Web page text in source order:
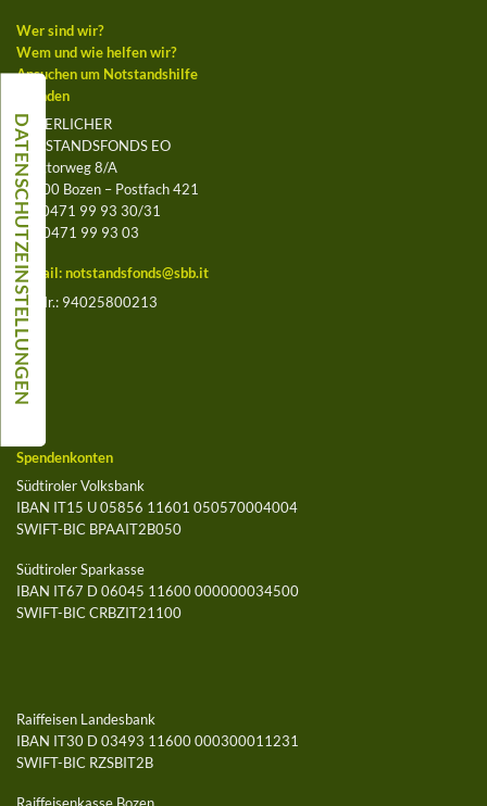
Wer sind wir?
Wem und wie helfen wir?
Ansuchen um Notstandshilfe
Spenden
BÄUERLICHER
NOTSTANDSFONDS EO
Leegtorweg 8/A
39100 Bozen – Postfach 421
Tel. 0471 99 93 30/31
Fax 0471 99 93 03
E-Mail: notstandsfonds@sbb.it
St.-Nr.: 94025800213
Spendenkonten
Südtiroler Volksbank
IBAN IT15 U 05856 11601 050570004004
SWIFT-BIC BPAAIT2B050
Südtiroler Sparkasse
IBAN IT67 D 06045 11600 000000034500
SWIFT-BIC CRBZIT21100
Raiffeisen Landesbank
IBAN IT30 D 03493 11600 000300011231
SWIFT-BIC RZSBIT2B